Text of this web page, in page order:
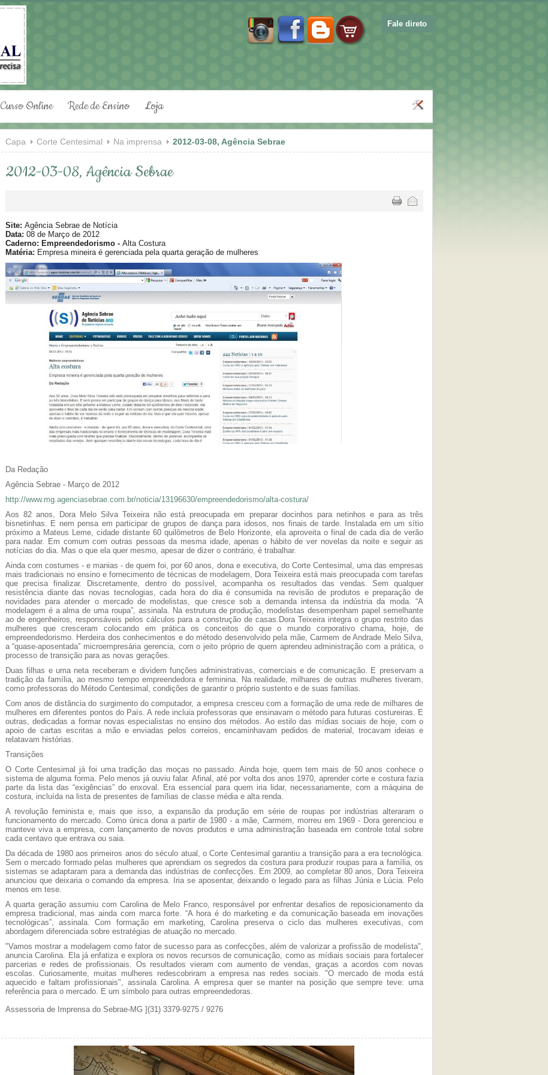
Fale direto
Curso Online Rede de Ensino Loja
Capa Corte Centesimal Na imprensa 2012-03-08, Agência Sebrae
2012-03-08, Agência Sebrae
Site: Agência Sebrae de Notícia
Data: 08 de Março de 2012
Caderno: Empreendedorismo - Alta Costura
Matéria: Empresa mineira é gerenciada pela quarta geração de mulheres
Da Redação
Agência Sebrae - Março de 2012
http://www.mg.agenciasebrae.com.br/noticia/13196630/empreendedorismo/alta-costura/
Aos 82 anos, Dora Melo Silva Teixeira não está preocupada em preparar docinhos para netinhos e para as três
bisnetinhas. E nem pensa em participar de grupos de dança para idosos, nos finais de tarde. Instalada em um sítio
próximo a Mateus Leme, cidade distante 60 quilômetros de Belo Horizonte, ela aproveita o final de cada dia de verão
para nadar. Em comum com outras pessoas da mesma idade, apenas o hábito de ver novelas da noite e seguir as
notícias do dia. Mas o que ela quer mesmo, apesar de dizer o contrário, é trabalhar.
Ainda com costumes - e manias - de quem foi, por 60 anos, dona e executiva, do Corte Centesimal, uma das empresas
mais tradicionais no ensino e fornecimento de técnicas de modelagem, Dora Teixeira está mais preocupada com tarefas
que precisa finalizar. Discretamente, dentro do possível, acompanha os resultados das vendas. Sem qualquer
resistência diante das novas tecnologias, cada hora do dia é consumida na revisão de produtos e preparação de
novidades para atender o mercado de modelistas, que cresce sob a demanda intensa da indústria da moda. “A
modelagem é a alma de uma roupa”, assinala. Na estrutura de produção, modelistas desempenham papel semelhante
ao de engenheiros, responsáveis pelos cálculos para a construção de casas.Dora Teixeira integra o grupo restrito das
mulheres que cresceram colocando em prática os conceitos do que o mundo corporativo chama, hoje, de
empreendedorismo. Herdeira dos conhecimentos e do método desenvolvido pela mãe, Carmem de Andrade Melo Silva,
a “quase-aposentada” microempresária gerencia, com o jeito próprio de quem aprendeu administração com a prática, o
processo de transição para as novas gerações.
Duas filhas e uma neta receberam e dividem funções administrativas, comerciais e de comunicação. E preservam a
tradição da família, ao mesmo tempo empreendedora e feminina. Na realidade, milhares de outras mulheres tiveram,
como professoras do Método Centesimal, condições de garantir o próprio sustento e de suas famílias.
Com anos de distância do surgimento do computador, a empresa cresceu com a formação de uma rede de milhares de
mulheres em diferentes pontos do País. A rede incluia professoras que ensinavam o método para futuras costureiras. E
outras, dedicadas a formar novas especialistas no ensino dos métodos. Ao estilo das mídias sociais de hoje, com o
apoio de cartas escritas a mão e enviadas pelos correios, encaminhavam pedidos de material, trocavam ideias e
relatavam histórias.
Transições
O Corte Centesimal já foi uma tradição das moças no passado. Ainda hoje, quem tem mais de 50 anos conhece o
sistema de alguma forma. Pelo menos já ouviu falar. Afinal, até por volta dos anos 1970, aprender corte e costura fazia
parte da lista das “exigências” do enxoval. Era essencial para quem iria lidar, necessariamente, com a máquina de
costura, incluída na lista de presentes de famílias de classe média e alta renda.
A revolução feminista e, mais que isso, a expansão da produção em série de roupas por indústrias alteraram o
funcionamento do mercado. Como única dona a partir de 1980 - a mãe, Carmem, morreu em 1969 - Dora gerenciou e
manteve viva a empresa, com lançamento de novos produtos e uma administração baseada em controle total sobre
cada centavo que entrava ou saia.
Da década de 1980 aos primeiros anos do século atual, o Corte Centesimal garantiu a transição para a era tecnológica.
Sem o mercado formado pelas mulheres que aprendiam os segredos da costura para produzir roupas para a família, os
sistemas se adaptaram para a demanda das indústrias de confecções. Em 2009, ao completar 80 anos, Dora Teixeira
anunciou que deixaria o comando da empresa. Iria se aposentar, deixando o legado para as filhas Júnia e Lúcia. Pelo
menos em tese.
A quarta geração assumiu com Carolina de Melo Franco, responsável por enfrentar desafios de reposicionamento da
empresa tradicional, mas ainda com marca forte. “A hora é do marketing e da comunicação baseada em inovações
tecnológicas”, assinala. Com formação em marketing, Carolina preserva o ciclo das mulheres executivas, com
abordagem diferenciada sobre estratégias de atuação no mercado.
"Vamos mostrar a modelagem como fator de sucesso para as confecções, além de valorizar a profissão de modelista",
anuncia Carolina. Ela já enfatiza e explora os novos recursos de comunicação, como as mídiais sociais para fortalecer
parcerias e redes de profissionais. Os resultados vieram com aumento de vendas, graças a acordos com novas
escolas. Curiosamente, muitas mulheres redescobriram a empresa nas redes sociais. "O mercado de moda está
aquecido e faltam profissionais", assinala Carolina. A empresa quer se manter na posição que sempre teve: uma
referência para o mercado. E um símbolo para outras empreendedoras.
Assessoria de Imprensa do Sebrae-MG ](31) 3379-9275 / 9276